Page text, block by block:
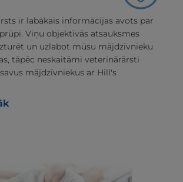
ir labākais informācijas avots par
Viņu objektīvās atsauksmes
un uzlabot mūsu mājdzīvnieku
tāpēc neskaitāmi veterinārārsti
mājdzīvniekus ar Hill's